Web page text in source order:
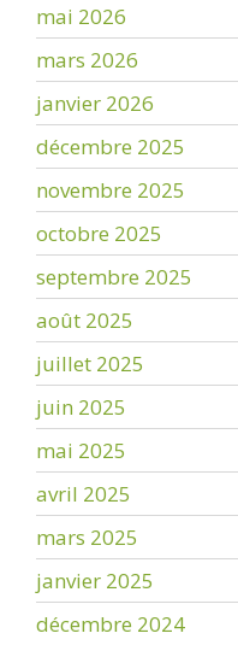
mai 2026
mars 2026
janvier 2026
décembre 2025
novembre 2025
octobre 2025
septembre 2025
août 2025
juillet 2025
juin 2025
mai 2025
avril 2025
mars 2025
janvier 2025
décembre 2024